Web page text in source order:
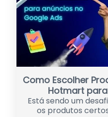
Como Escolher
Hotmart
Está sendo um
os produtos